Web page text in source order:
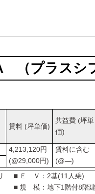
（プラスシ
賃料 (坪単価)
共益費 (坪単
価)
4,213,120円
(@29,000円)
賃料に含む
(@―)
■ Ｅ Ｖ：2基(11人乗)
■ 規 模：地下1階付8階